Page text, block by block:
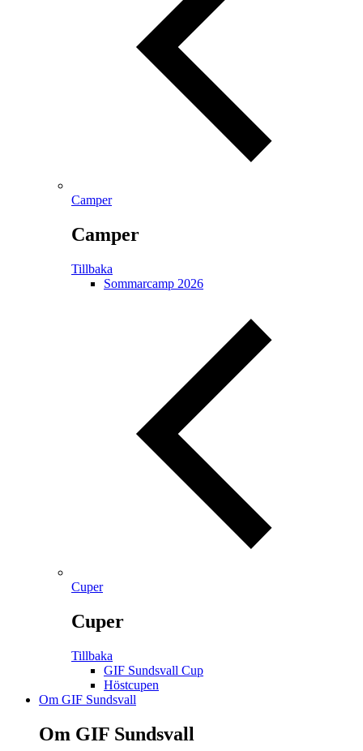
Camper
Camper
Tillbaka
Sommarcamp 2026
Cuper
Cuper
Tillbaka
GIF Sundsvall Cup
Höstcupen
Om GIF Sundsvall
Om GIF Sundsvall